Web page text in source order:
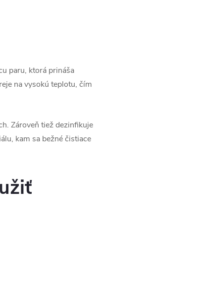
paru, ktorá prináša
na vysokú teplotu, čím
Zároveň tiež dezinfikuje
kam sa bežné čistiace